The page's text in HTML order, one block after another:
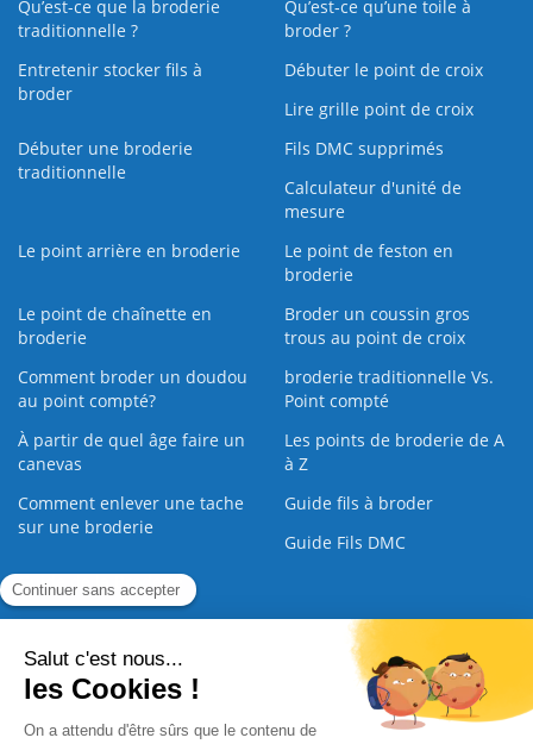
Qu’est-ce que la broderie
traditionnelle ?
Qu’est‑ce qu’une toile à
broder ?
Entretenir stocker fils à
broder
Débuter le point de croix
Lire grille point de croix
Débuter une broderie
traditionnelle
Fils DMC supprimés
Calculateur d'unité de
mesure
Le point arrière en broderie
Le point de feston en
broderie
Le point de chaînette en
broderie
Broder un coussin gros
trous au point de croix
Comment broder un doudou
au point compté?
broderie traditionnelle Vs.
Point compté
À partir de quel âge faire un
canevas
Les points de broderie de A
à Z
Comment enlever une tache
sur une broderie
Guide fils à broder
Guide Fils DMC
Guide de la Broderie
Nous contacter |